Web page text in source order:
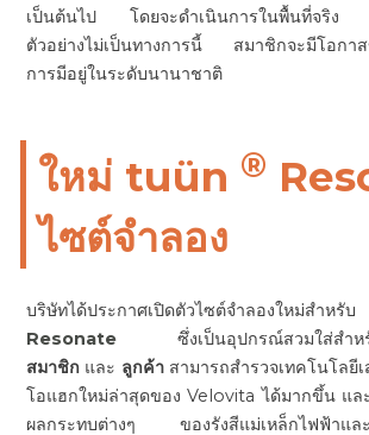
เป็นต้นไป โดยจะดำเนินการในพื้นที่จริง ใ
ตัวอย่างไม่เป็นทางการนี้ สมาชิกจะมีโอกาส
การมีอยู่ในระดับนานาชาติ
ใหม่ tuün ®
ไซต์จำลอง
บริษัทได้ประกาศเปิดตัวไซต์จำลองใหม่สำ
Resonate ซึ่งเป็นอุปกรณ์สวมใส่สำหรั
สมาชิก และ ลูกค้าสามารถสำรวจเทคโนโลยี
โอแฮกใหม่ล่าสุดของ Velovita ได้มากขึ้น แล
ผลกระทบต่างๆ ของรังสีแม่เหล็กไฟฟ้าแล